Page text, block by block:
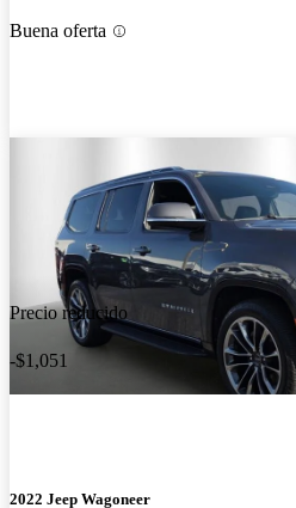
Buena oferta
Precio reducido
-$1,051
2022 Jeep Wagoneer